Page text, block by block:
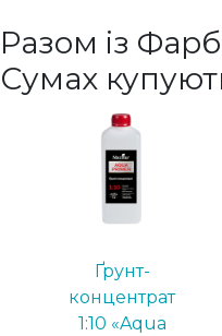
Разом із
Сумах
Ґрунт-
концентрат
1:10 «Aqua